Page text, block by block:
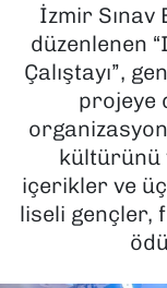
İzmir Sınav
düzenlenen
Çalıştayı”,
projeye
kültürünü
içerikler ve
liseli gençler,
POLİTİKA
SAĞLIK
SPOR
TEKNOLOJİ